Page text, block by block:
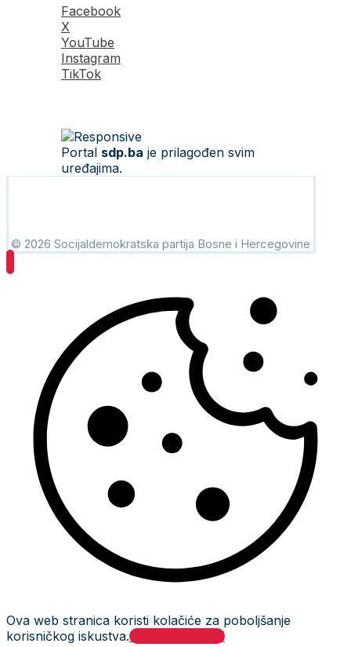
Facebook
X
YouTube
Instagram
TikTok
Portal sdp.ba je prilagođen svim
uređajima.
© 2026 Socijaldemokratska partija Bosne i Hercegovine
Ova web stranica koristi kolačiće za poboljšanje
korisničkog iskustva.Prihvati i zatvori